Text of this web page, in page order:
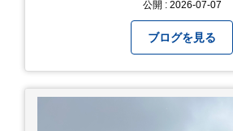
ただいており、豊富な販売ネッ
た高価買取が可能です。
公開 : 2026-07-07
ブログを見る